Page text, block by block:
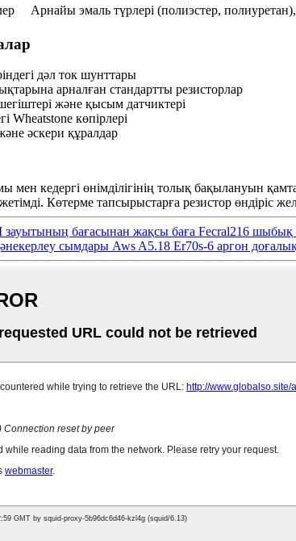
Арнайы эмаль түрлері (полиэстер,
дәл ток шунттары
арналған стандартты резисторлар
және қысым датчиктері
Wheatstone көпірлері
әскери құралдар
мен кедергі өнімділігінің толық бақылануын
Көтерме тапсырыстарға резистор өндіріс
бағасынан жақсы баға Fecral216 шыбық
сымдары Aws A5.18 Er70s-6 аргон